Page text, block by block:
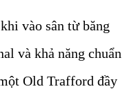
vào sân từ băng
và khả năng chuẩn
Old Trafford đầy